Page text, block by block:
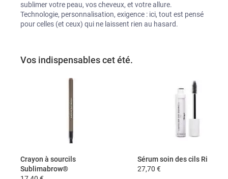
sublimer votre peau, vos cheveux, et votre allure.
Technologie, personnalisation, exigence : ici, tout est pensé
pour celles (et ceux) qui ne laissent rien au hasard.
Vos indispensables cet été.
Crayon à sourcils
Sublimabrow®
Sérum soin des cils
27,70 €